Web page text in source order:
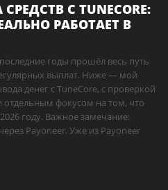
С TUNECORE:
РАБОТАЕТ В
годы прошёл весь путь
выплат. Ниже — мой
денег с TuneCore, с проверкой
фокусом на том, что
году. Важное замечание:
Payoneer. Уже из Payoneer